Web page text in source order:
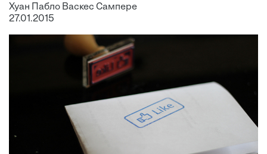
Хуан Пабло Васкес Сампере
27.01.2015